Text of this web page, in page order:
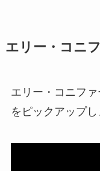
エリー・コニ
エリー・コニフ
をピックアップし